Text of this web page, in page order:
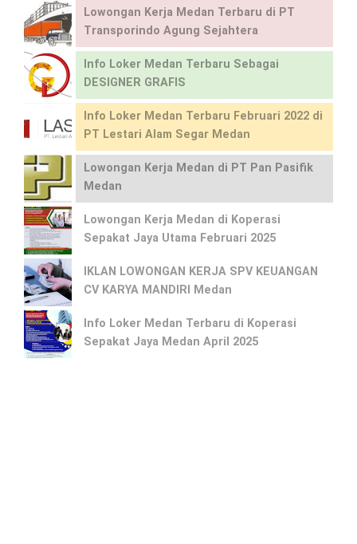
Lowongan Kerja Medan Terbaru di PT
Transporindo Agung Sejahtera
Info Loker Medan Terbaru Sebagai
DESIGNER GRAFIS
Info Loker Medan Terbaru Februari 2022 di
PT Lestari Alam Segar Medan
Lowongan Kerja Medan di PT Pan Pasifik
Medan
Lowongan Kerja Medan di Koperasi
Sepakat Jaya Utama Februari 2025
IKLAN LOWONGAN KERJA SPV KEUANGAN
CV KARYA MANDIRI Medan
Info Loker Medan Terbaru di Koperasi
Sepakat Jaya Medan April 2025